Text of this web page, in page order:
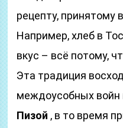
рецепту, принятому
Например, хлеб в
вкус – всё потому,
Эта традиция
междоусобных войн
Пизой , в то время